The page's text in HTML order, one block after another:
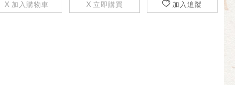
加入購物車 立即購買 加入追蹤